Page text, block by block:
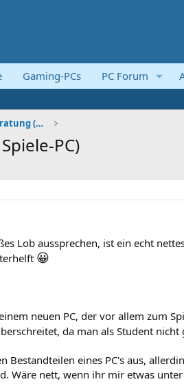
Gaming-PCs PC Forum
Systemvorstellungen und Kaufberatung (Komplettsyst
PC)
Lob aussprechen, ist ein echt
😀
neuen PC, der vor allem zum
da man als Student nicht
Bestandteilen eines PC's aus,
Wäre nett, wenn ihr mir etwas